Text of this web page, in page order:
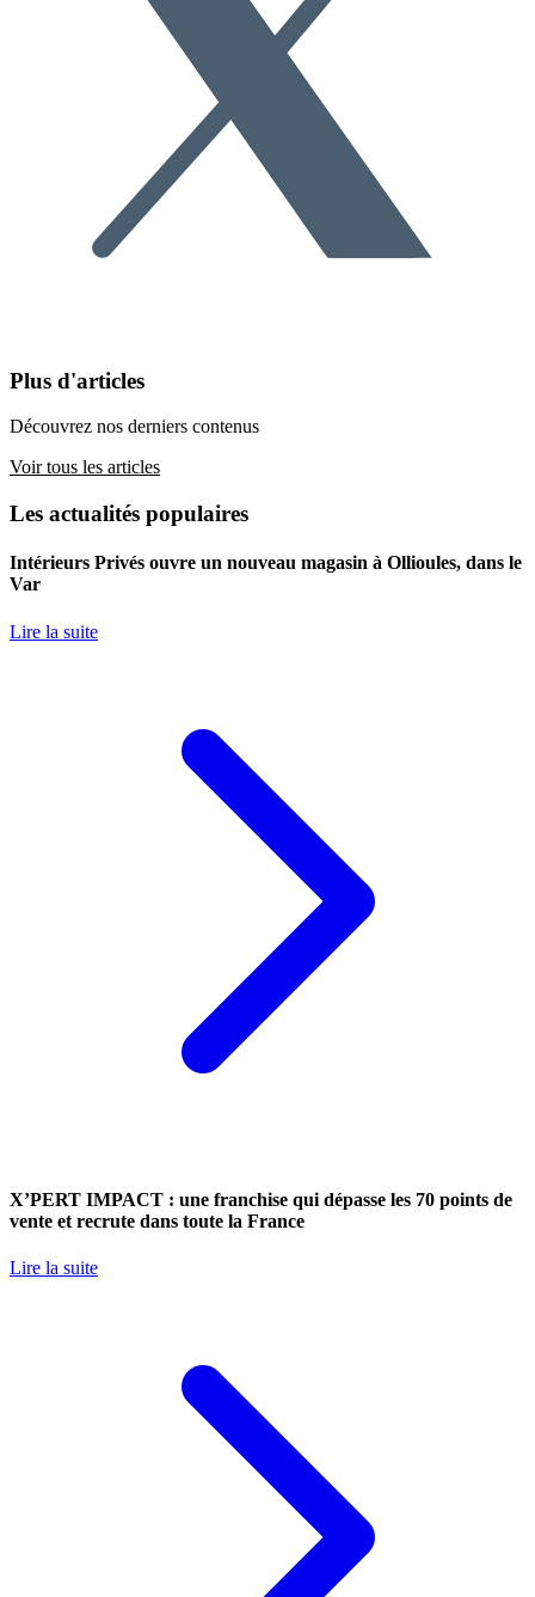
Plus d'articles
Découvrez nos derniers contenus
Voir tous les articles
Les actualités populaires
Intérieurs Privés ouvre un nouveau magasin à Ollioules, dans le
Var
Lire la suite
X’PERT IMPACT : une franchise qui dépasse les 70 points de
vente et recrute dans toute la France
Lire la suite